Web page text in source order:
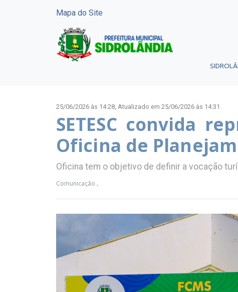
Mapa do Site
25/06/2026 às 14:28, Atualizado em 25/06/2026 às 14:31
SETESC convida
Oficina de
Oficina tem o objetivo de definir a vocação
Comunicação ,